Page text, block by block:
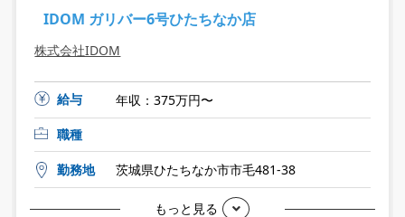
IDOM ガリバー6号ひたちなか店
株式会社IDOM
給与
年収：375万円〜
職種
勤務地 茨城県ひたちなか市市毛481-38
もっと見る